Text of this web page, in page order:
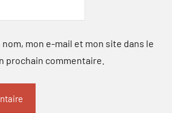
mon e-mail et mon site dans le
prochain commentaire.